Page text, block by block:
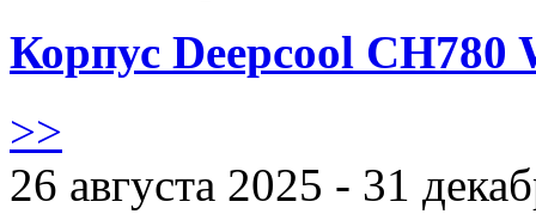
Корпус Deepcool CH780
>>
26 августа 2025 - 31